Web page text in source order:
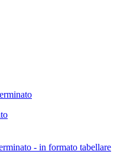
- in formato tabellare